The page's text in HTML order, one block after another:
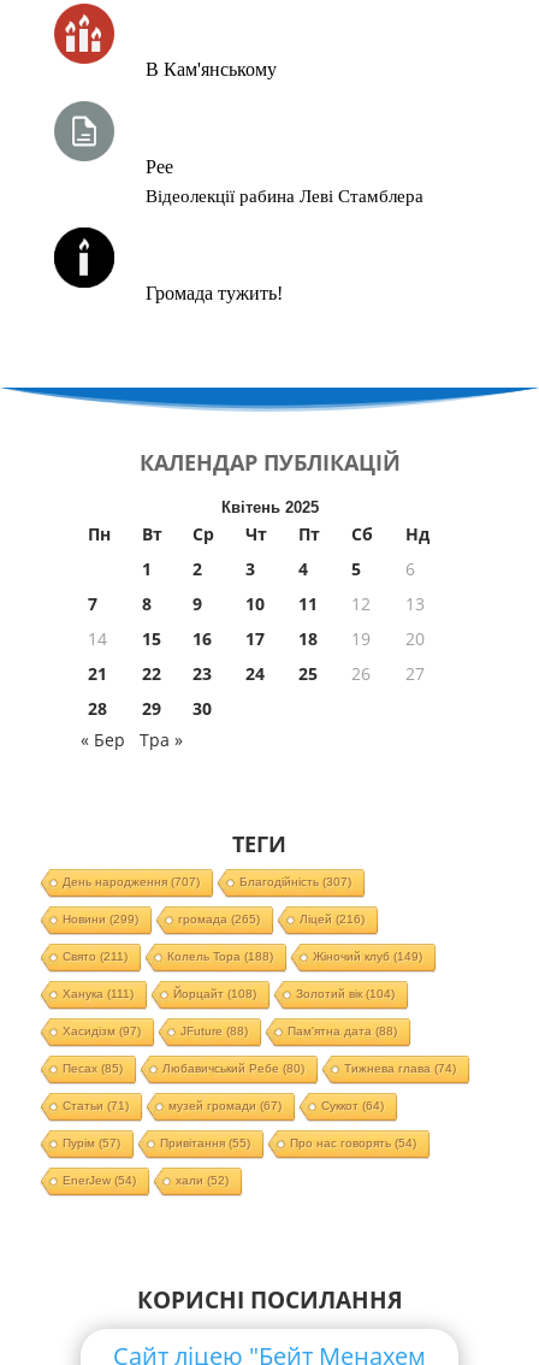
В Кам'янському
Рее
Відеолекції рабина Леві Стамблера
Громада тужить!
КАЛЕНДАР ПУБЛІКАЦІЙ
Квітень 2025
Пн Вт Ср Чт Пт Сб
Нд
1
2 3 4 5
6
7
8 9 10 11 12
13
14
15 16 17 18 19
20
21
22 23 24 25 26
27
28
29
30
« Бер
Тра »
ТЕГИ
День народження(707) Благодійність(307)
Новини (299) громада (265) Ліцей (216)
Свято (211) Колель Тора (188) Жіночий клуб (149)
Ханука (111) Йорцайт (108) Золотий вік(104)
Хасидізм (97) JFuture (88) Пам'ятна дата (88)
Песах(85) Любавичський Ребе (80) Тижнева глава (74)
Статьи (71) музей громади (67) Суккот (64)
Пурім (57) Привітання(55) Про нас говорять(54)
EnerJew(54) хали (52)
КОРИСНІ ПОСИЛАННЯ
Сайт ліцею "Бейт Менахем